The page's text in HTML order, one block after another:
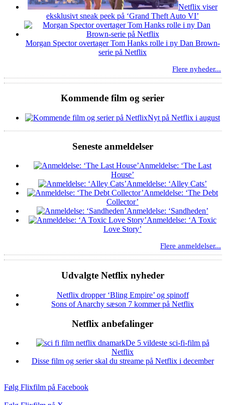
Netflix viser
eksklusivt sneak peek på ‘Grand Theft Auto VI’
Morgan Spector overtager Tom Hanks rolle i ny Dan Brown-
serie på Netflix
Flere nyheder...
Kommende film og serier
Nyt på Netflix i august
Seneste anmeldelser
Anmeldelse: ‘The Last
House’
Anmeldelse: ‘Alley Cats’
Anmeldelse: ‘The Debt
Collector’
Anmeldelse: ‘Sandheden’
Anmeldelse: ‘A Toxic
Love Story’
Flere anmeldelser...
Udvalgte Netflix nyheder
Netflix dropper ‘Bling Empire’ og spinoff
Sons of Anarchy sæson 7 kommer på Netflix
Netflix anbefalinger
De 5 vildeste sci-fi-film på
Netflix
Disse film og serier skal du streame på Netflix i december
Følg Flixfilm på Facebook